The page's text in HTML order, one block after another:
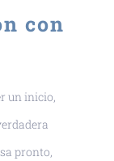
con
un inicio,
pronto,